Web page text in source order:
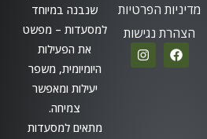
שנבנה במיוחד
למסעדות – מפשט
את הפעילות
היומיומית, משפר
יעילות ומאפשר
צמיחה.
מתאים למסעדות
מדיניות הפרטיות
הצהרת נגישות